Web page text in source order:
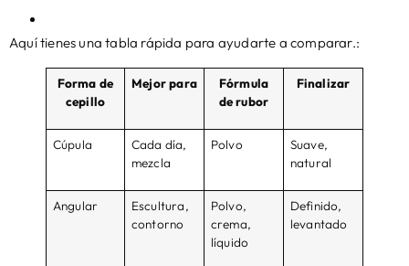
Aquí tienes una tabla rápida para ayudarte a comparar.:
Forma de
cepillo
Mejor para
Fórmula
de rubor
Finalizar
Cúpula
Cada día,
mezcla
Polvo
Suave,
natural
Angular
Escultura,
contorno
Polvo,
crema,
líquido
Definido,
levantado